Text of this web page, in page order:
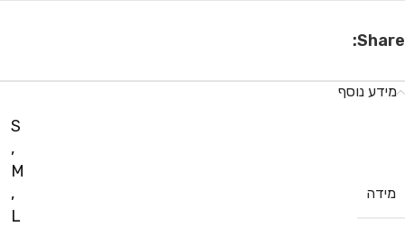
Share:
מידע נוסף
מידה
S
,
M
,
L